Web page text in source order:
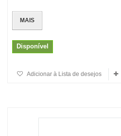
MAIS
Disponível
Adicionar à Lista de desejos